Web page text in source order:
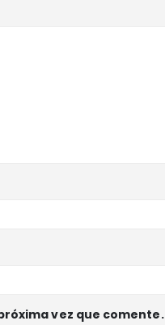
vez que comente.